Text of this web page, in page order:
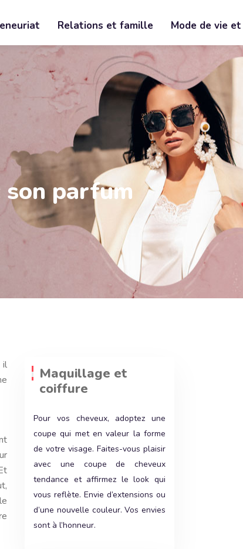
Relations et famille Mode de vie
parfum
Maquillage et
coiffure
Pour vos cheveux, adoptez une
coupe qui met en valeur la forme
de votre visage. Faites-vous plaisir
avec une coupe de cheveux
tendance et affirmez le look qui
vous reflète. Envie d’extensions ou
d’une nouvelle couleur. Vos envies
sont à l’honneur.